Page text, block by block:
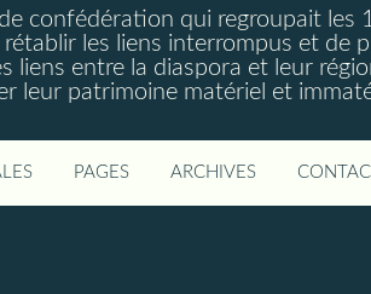
confédération qui regroupait les
les liens interrompus et de
liens entre la diaspora et leur
leur patrimoine matériel et
PAGES ARCHIVES